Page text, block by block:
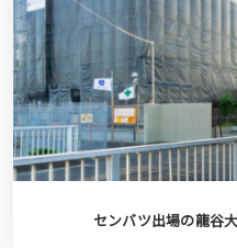
センバツ出場の龍谷